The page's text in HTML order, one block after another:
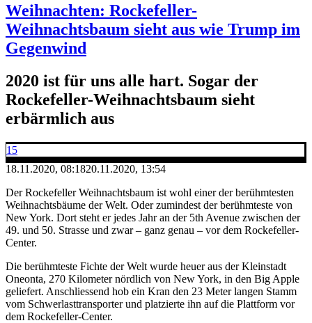
Weihnachten: Rockefeller-
Weihnachtsbaum sieht aus wie Trump im
Gegenwind
2020 ist für uns alle hart. Sogar der
Rockefeller-Weihnachtsbaum sieht
erbärmlich aus
15
18.11.2020, 08:1820.11.2020, 13:54
Der Rockefeller Weihnachtsbaum ist wohl einer der berühmtesten
Weihnachtsbäume der Welt. Oder zumindest der berühmteste von
New York. Dort steht er jedes Jahr an der 5th Avenue zwischen der
49. und 50. Strasse und zwar – ganz genau – vor dem Rockefeller-
Center.
Die berühmteste Fichte der Welt wurde heuer aus der Kleinstadt
Oneonta, 270 Kilometer nördlich von New York, in den Big Apple
geliefert. Anschliessend hob ein Kran den 23 Meter langen Stamm
vom Schwerlasttransporter und platzierte ihn auf die Plattform vor
dem Rockefeller-Center.